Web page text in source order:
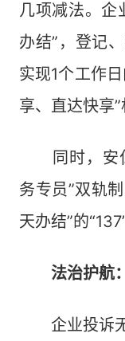
几项减法。企
办结”，登记
实现1个工作
享、直达快享
同时，安仁
务专员”双轨
天办结”的
法治护航
企业投诉无